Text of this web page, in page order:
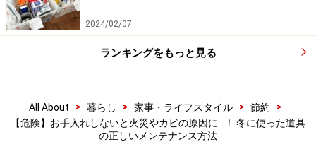
湯たんぽは金属製のタイプも含め、まずは水を抜き、そ
せます。水の出入り口が小さいためこの方法しかないの
ですが、中に少しでも水が残っていると、カビが発生し
2024/02/07
ランキングをもっと見る
All About > 暮らし > 家事・ライフスタイル > 節約
>
【危険】お手入れしないと火災やカビの原因に…！ 冬に使った道具
の正しいメンテナンス方法